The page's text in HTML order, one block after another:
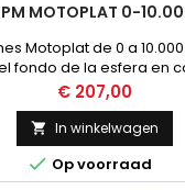
MOTOPLAT 0-
Motoplat de 0 a
fondo de la esfera en
por Induccion, no
NUEVO
Prijs
€ 207,00
 In winkelwagen
 Op voorraad